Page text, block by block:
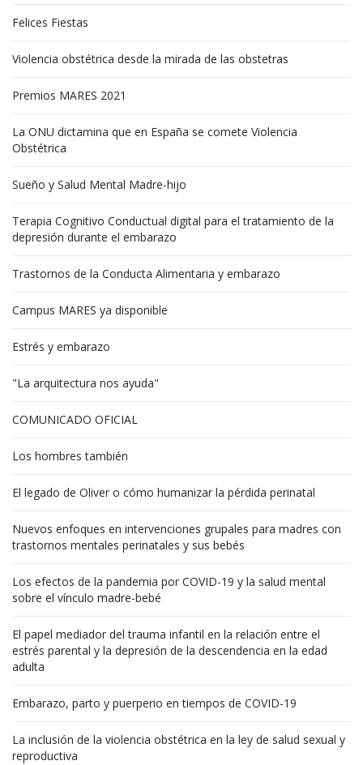
Felices Fiestas
Violencia obstétrica desde la mirada de las obstetras
Premios MARES 2021
La ONU dictamina que en España se comete Violencia
Obstétrica
Sueño y Salud Mental Madre-hijo
Terapia Cognitivo Conductual digital para el tratamiento de la
depresión durante el embarazo
Trastornos de la Conducta Alimentaria y embarazo
Campus MARES ya disponible
Estrés y embarazo
"La arquitectura nos ayuda"
COMUNICADO OFICIAL
Los hombres también
El legado de Oliver o cómo humanizar la pérdida perinatal
Nuevos enfoques en intervenciones grupales para madres con
trastornos mentales perinatales y sus bebés
Los efectos de la pandemia por COVID-19 y la salud mental
sobre el vínculo madre-bebé
El papel mediador del trauma infantil en la relación entre el
estrés parental y la depresión de la descendencia en la edad
adulta
Embarazo, parto y puerperio en tiempos de COVID-19
La inclusión de la violencia obstétrica en la ley de salud sexual y
reproductiva